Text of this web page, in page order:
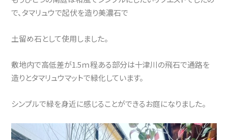
で、タマリュウで起伏を造り美濃石で
土留め石として使用しました。
敷地内で高低差が1.5ｍ程ある部分は十津川の飛石で通路を
造りとタマリュウマットで緑化しています。
シンプルで緑を身近に感じることができるお庭になりました。